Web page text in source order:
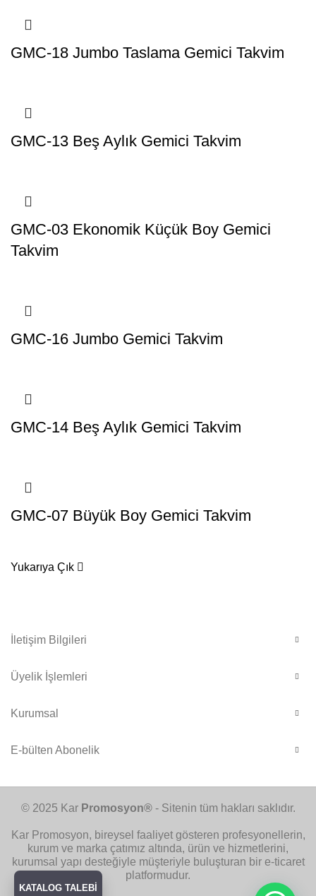
GMC-18 Jumbo Taslama Gemici Takvim
GMC-13 Beş Aylık Gemici Takvim
GMC-03 Ekonomik Küçük Boy Gemici
Takvim
GMC-16 Jumbo Gemici Takvim
GMC-14 Beş Aylık Gemici Takvim
GMC-07 Büyük Boy Gemici Takvim
Yukarıya Çık
İletişim Bilgileri
Üyelik İşlemleri
Kurumsal
E-bülten Abonelik
© 2025 KarPromosyon®- Sitenin tüm hakları saklıdır.
Kar Promosyon, bireysel faaliyet gösteren profesyonellerin,
kurum ve marka çatımız altında, ürün ve hizmetlerini,
kurumsal yapı desteğiyle müşteriyle buluşturan bir e-ticaret
platformudur.
KATALOG TALEBİ